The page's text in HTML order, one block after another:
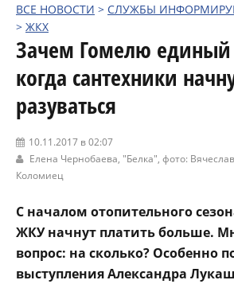
ВСЕ НОВОСТИ > СЛУЖБЫ
> ЖКХ
Зачем Гомелю
когда сантехники
разуваться
10.11.2017 в 02:07
Елена Чернобаева, "Белка", фото: Вячеслав
Коломиец
С началом отопитель­ного
ЖКУ начнут платить больше.
вопрос: на сколь­ко? Особенно
выступления Александра